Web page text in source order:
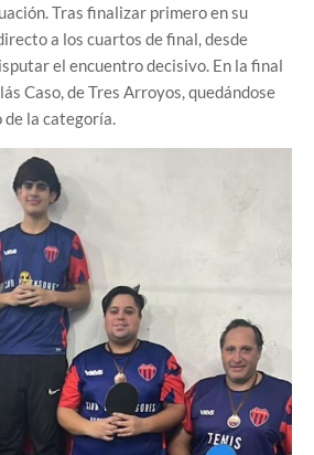
Tras finalizar primero en su
a los cuartos de final, desde
el encuentro decisivo. En la final
Caso, de Tres Arroyos, quedándose
de la categoría.